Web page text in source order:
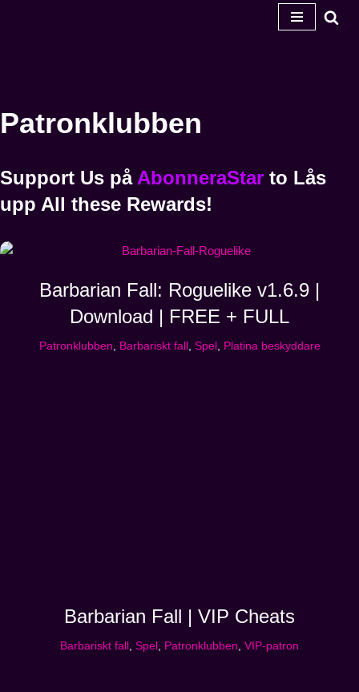
Patronklubben
Support Us på AbonneraStar to Lås
upp All these Rewards!
Barbarian Fall: Roguelike v1.6.9 |
Download | FREE + FULL
Patronklubben, Barbariskt fall , Spel , Platina beskyddare
Barbarian Fall | VIP Cheats
Barbariskt fall , Spel , Patronklubben, VIP-patron